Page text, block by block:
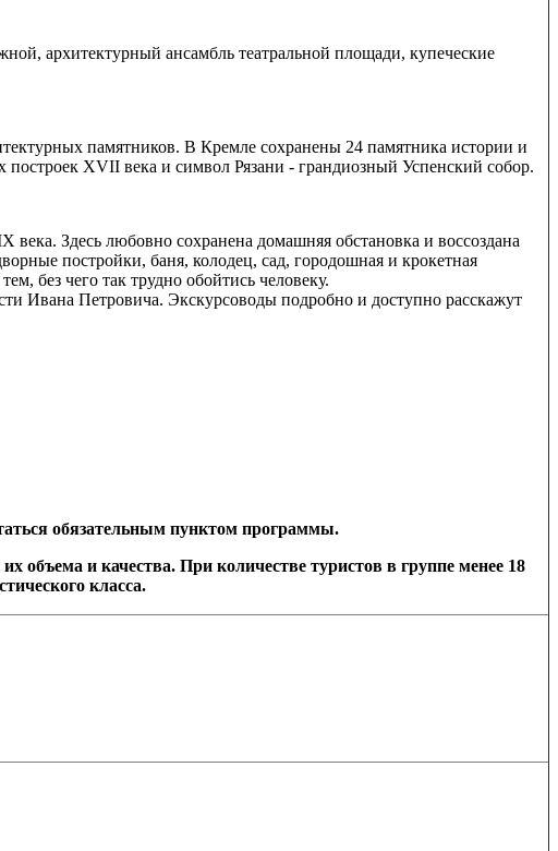
архитектурный ансамбль театральной площади, купеческие
памятников. В Кремле сохранены 24 памятника истории и
XVII века и символ Рязани - грандиозный Успенский собор.
Здесь любовно сохранена домашняя обстановка и воссоздана
постройки, баня, колодец, сад, городошная и крокетная
без чего так трудно обойтись человеку.
Ивана Петровича. Экскурсоводы подробно и доступно расскажут
обязательным пунктом программы.
объема и качества. При количестве туристов в группе менее 18
класса.